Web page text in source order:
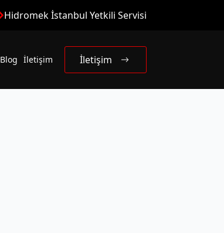
Hidromek İstanbul Yetkili Servisi
Blog İletişim İletişim